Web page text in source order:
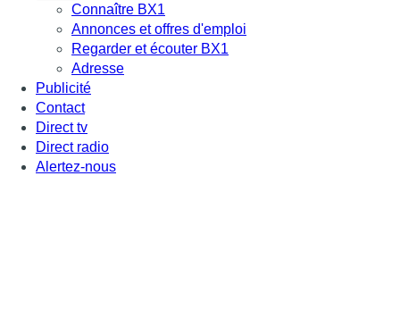
Connaître BX1
Annonces et offres d'emploi
Regarder et écouter BX1
Adresse
Publicité
Contact
Direct tv
Direct radio
Alertez-nous